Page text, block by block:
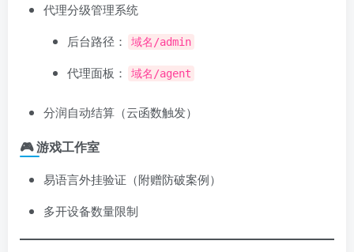
代理分级管理系统
后台路径：
域名/admin
代理面板： 域名/agent
分润自动结算（云函数触发）
🎮 ​游戏工作室
易语言外挂验证（附赠防破案例）
多开设备数量限制